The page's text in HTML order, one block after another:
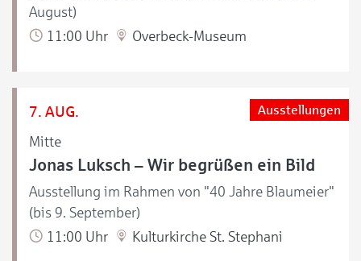
August)
11:00 Uhr
Overbeck-Museum
7. AUG.
Mitte
Ausstellungen
Jonas Luksch – Wir begrüßen ein Bild
Ausstellung im Rahmen von "40 Jahre Blaumeier"
(bis 9. September)
11:00 Uhr
Kulturkirche St. Stephani